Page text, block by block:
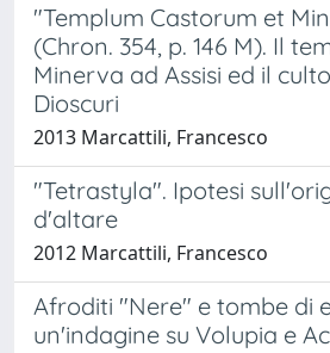
"Templum Castorum et
(Chron. 354, p. 146 M). Il
Minerva ad Assisi ed il
Dioscuri
2013 Marcattili, Francesco
"Tetrastyla". Ipotesi
d'altare
2012 Marcattili, Francesco
Afroditi "Nere" e tombe di
un'indagine su Volupia e